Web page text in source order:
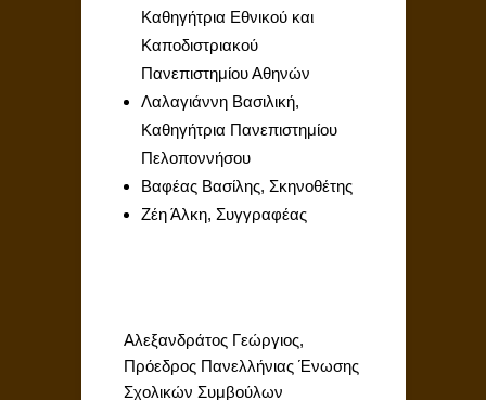
Καθηγήτρια Εθνικού και
Καποδιστριακού
Πανεπιστημίου Αθηνών
Λαλαγιάννη Βασιλική,
Καθηγήτρια Πανεπιστημίου
Πελοποννήσου
Βαφέας Βασίλης, Σκηνοθέτης
Ζέη Άλκη, Συγγραφέας
Αλεξανδράτος Γεώργιος,
Πρόεδρος Πανελλήνιας Ένωσης
Σχολικών Συμβούλων